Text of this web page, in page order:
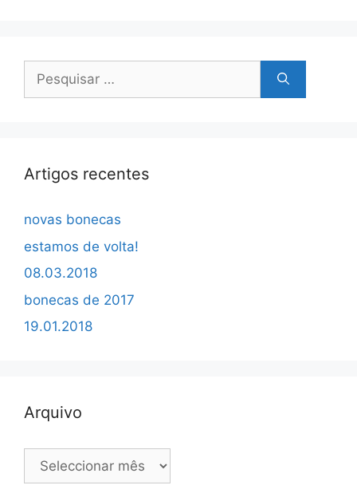
Pesquisar
Artigos recentes
novas bonecas
estamos de volta!
08.03.2018
bonecas de 2017
19.01.2018
Arquivo
Arquivo